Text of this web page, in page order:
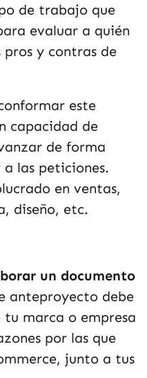
de trabajo que
evaluar a quién
y contras de
este
capacidad de
de forma
las peticiones.
en ventas,
diseño, etc.
un documento
anteproyecto debe
marca o empresa
por las que
junto a tus